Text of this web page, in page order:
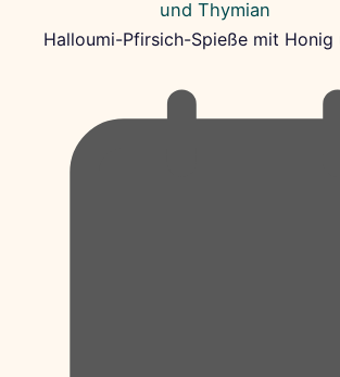
Halloumi-Pfirsich-Spieße mit Honig